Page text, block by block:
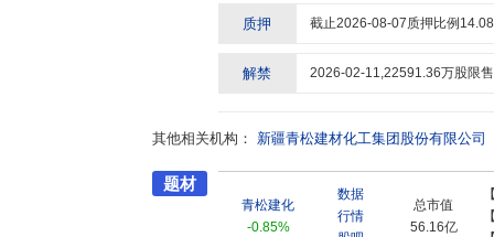
质押 截止2026-08-07质押比例 14.08
解禁 2026-02-11,22591.36万股限
其他相关机构： 新疆青松建材化工集团股份有限公司
题材
青松建化
-0.85%
数据
行情
总市值
56.16亿